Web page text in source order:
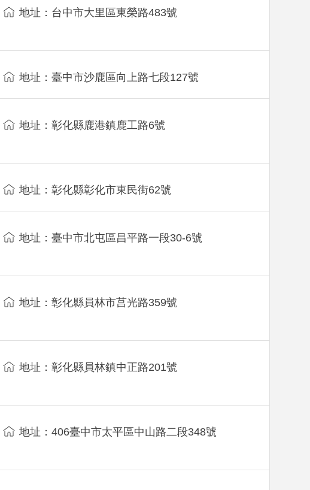
地址：台中市大里區東榮路483號
地址：臺中市沙鹿區向上路七段127號
地址：彰化縣鹿港鎮鹿工路6號
地址：彰化縣彰化市東民街62號
地址：臺中市北屯區昌平路一段30-6號
地址：彰化縣員林市莒光路359號
地址：彰化縣員林鎮中正路201號
地址：406臺中市太平區中山路二段348號